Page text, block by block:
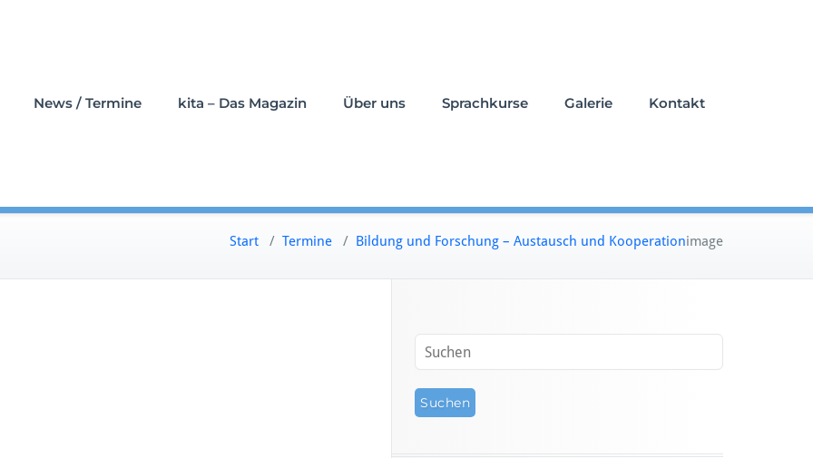
News / Termine kita – Das Magazin Über uns Sprachkurse Galerie Kontakt
Start / Termine / Bildung und Forschung – Austausch und Kooperationimage